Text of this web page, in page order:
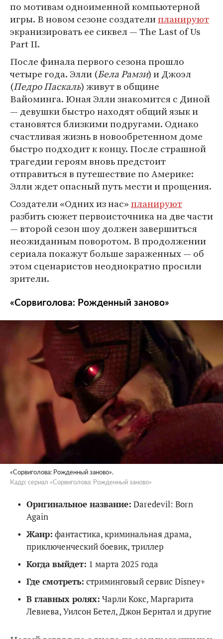
по мотивам одноименной компьютерной
игры. В новом сезоне создателипланируют
экранизировать ее сиквел — The Last of Us
Part II.
После финала первого сезона прошло
четыре года. Элли (Бела Рамзи) и Джоэл
(Педро Паскаль) живут в общине
Вайоминга. Юная Элли знакомится с Диной
— девушки быстро находят общий язык и
становятся близкими подругами. Однако
счастливая жизнь в новообретенном доме
быстро подходит к концу. После страшной
трагедии героям вновь предстоит
отправиться в путешествие по Америке:
Элли ждет опасный путь мести и прощения.
Создатели «Одних из нас»планируют
разбить сюжет первоисточника на две части
— второй сезон шоу должен завершиться
неожиданным поворотом. В продолжении
сериала покажут больше зараженных — об
этом сценаристов неоднократно просили
зрители.
«Сорвиголова: Рожденный заново»
«Сорвиголова: Рожденный заново».
Кадр: сериал «Сорвиголова: Рожденный заново»
Оригинальное название: Daredevil: Born
Again
Жанр: фантастика, криминальная драма,
приключенческий боевик, триллер
Когда выйдет: 1 марта 2025 года
Где смотреть: стриминговый сервис Disney+
В главных ролях: Чарли Кокс, Маргарита
Левиева, Уилсон Бетел, Джон Бернтал и другие